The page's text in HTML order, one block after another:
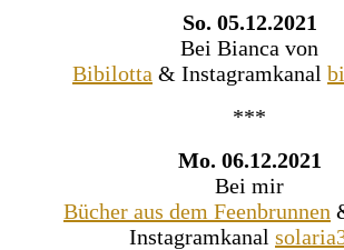
So. 05.12.2021
Bei Bianca von
Bibilotta & Instagramkanal
***
Mo. 06.12.2021
Bei mir
Bücher aus dem Feenbrunnen
Instagramkanal